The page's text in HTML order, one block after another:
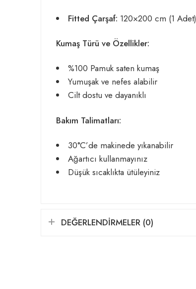
Fitted Çarşaf: 120×200 cm (1 Adet)
Kumaş Türü ve Özellikler:
%100 Pamuk saten kumaş
Yumuşak ve nefes alabilir
Cilt dostu ve dayanıklı
Bakım Talimatları:
30°C’de makinede yıkanabilir
Ağartıcı kullanmayınız
Düşük sıcaklıkta ütüleyiniz
DEĞERLENDIRMELER (0)